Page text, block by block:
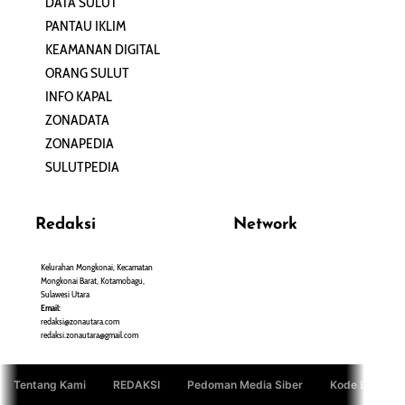
PANTAU IKLIM
KEAMANAN DIGITAL
ORANG SULUT
INFO KAPAL
ZONADATA
ZONAPEDIA
SULUTPEDIA
Redaksi
Kelurahan Mongkonai, Kecamatan
Mongkonai Barat, Kotamobagu,
Sulawesi Utara
Email:
redaksi@zonautara.com
redaksi.zonautara@gmail.com
Network
Tentang Kami REDAKSI Pedoman Media Siber Kode Etik